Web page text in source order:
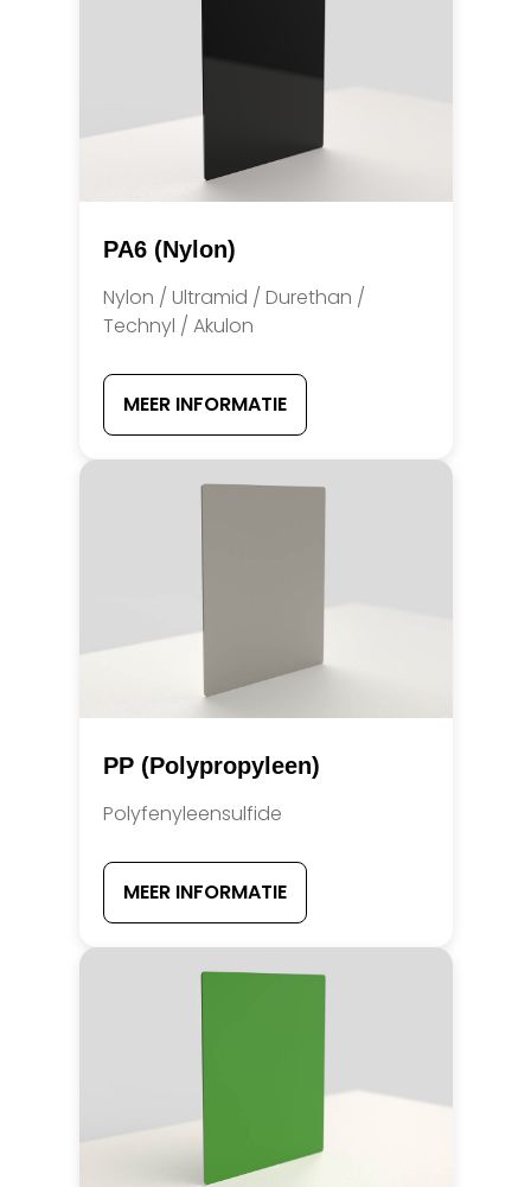
PA6 (Nylon)
Nylon / Ultramid / Durethan /
Technyl / Akulon
MEER INFORMATIE
PP (Polypropyleen)
Polyfenyleensulfide
MEER INFORMATIE